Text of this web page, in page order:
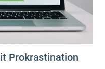
Prokrastination